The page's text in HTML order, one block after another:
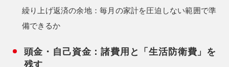
繰り上げ返済の余地：毎月の家計を圧迫しない範囲で準
備できるか
頭金・自己資金：諸費用と「生活防衛費」を
残す